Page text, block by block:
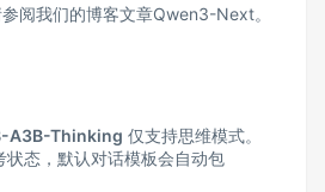
阅我们的博客文章Qwen3-Next。
A3B-Thinking 仅支持思维模式。
状态，默认对话模板会自动包